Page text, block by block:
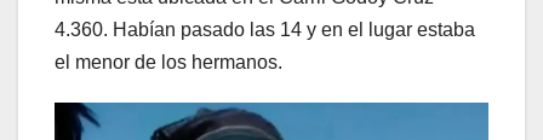
4.360. Habían pasado las 14 y en el lugar estaba
el menor de los hermanos.